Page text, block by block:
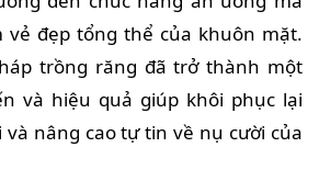
vẻ đẹp tổng thể của khuôn mặt.
trồng răng đã trở thành một
và hiệu quả giúp khôi phục lại
nâng cao tự tin về nụ cười của